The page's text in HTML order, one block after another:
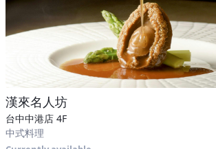
漢來名人坊
台中中港店 4F
中式料理